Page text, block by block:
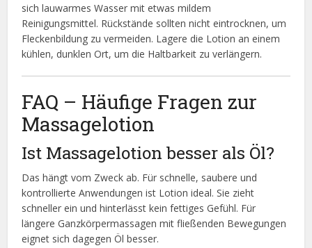
sich lauwarmes Wasser mit etwas mildem
Reinigungsmittel. Rückstände sollten nicht eintrocknen, um
Fleckenbildung zu vermeiden. Lagere die Lotion an einem
kühlen, dunklen Ort, um die Haltbarkeit zu verlängern.
FAQ – Häufige Fragen zur
Massagelotion
Ist Massagelotion besser als Öl?
Das hängt vom Zweck ab. Für schnelle, saubere und
kontrollierte Anwendungen ist Lotion ideal. Sie zieht
schneller ein und hinterlässt kein fettiges Gefühl. Für
längere Ganzkörpermassagen mit fließenden Bewegungen
eignet sich dagegen Öl besser.